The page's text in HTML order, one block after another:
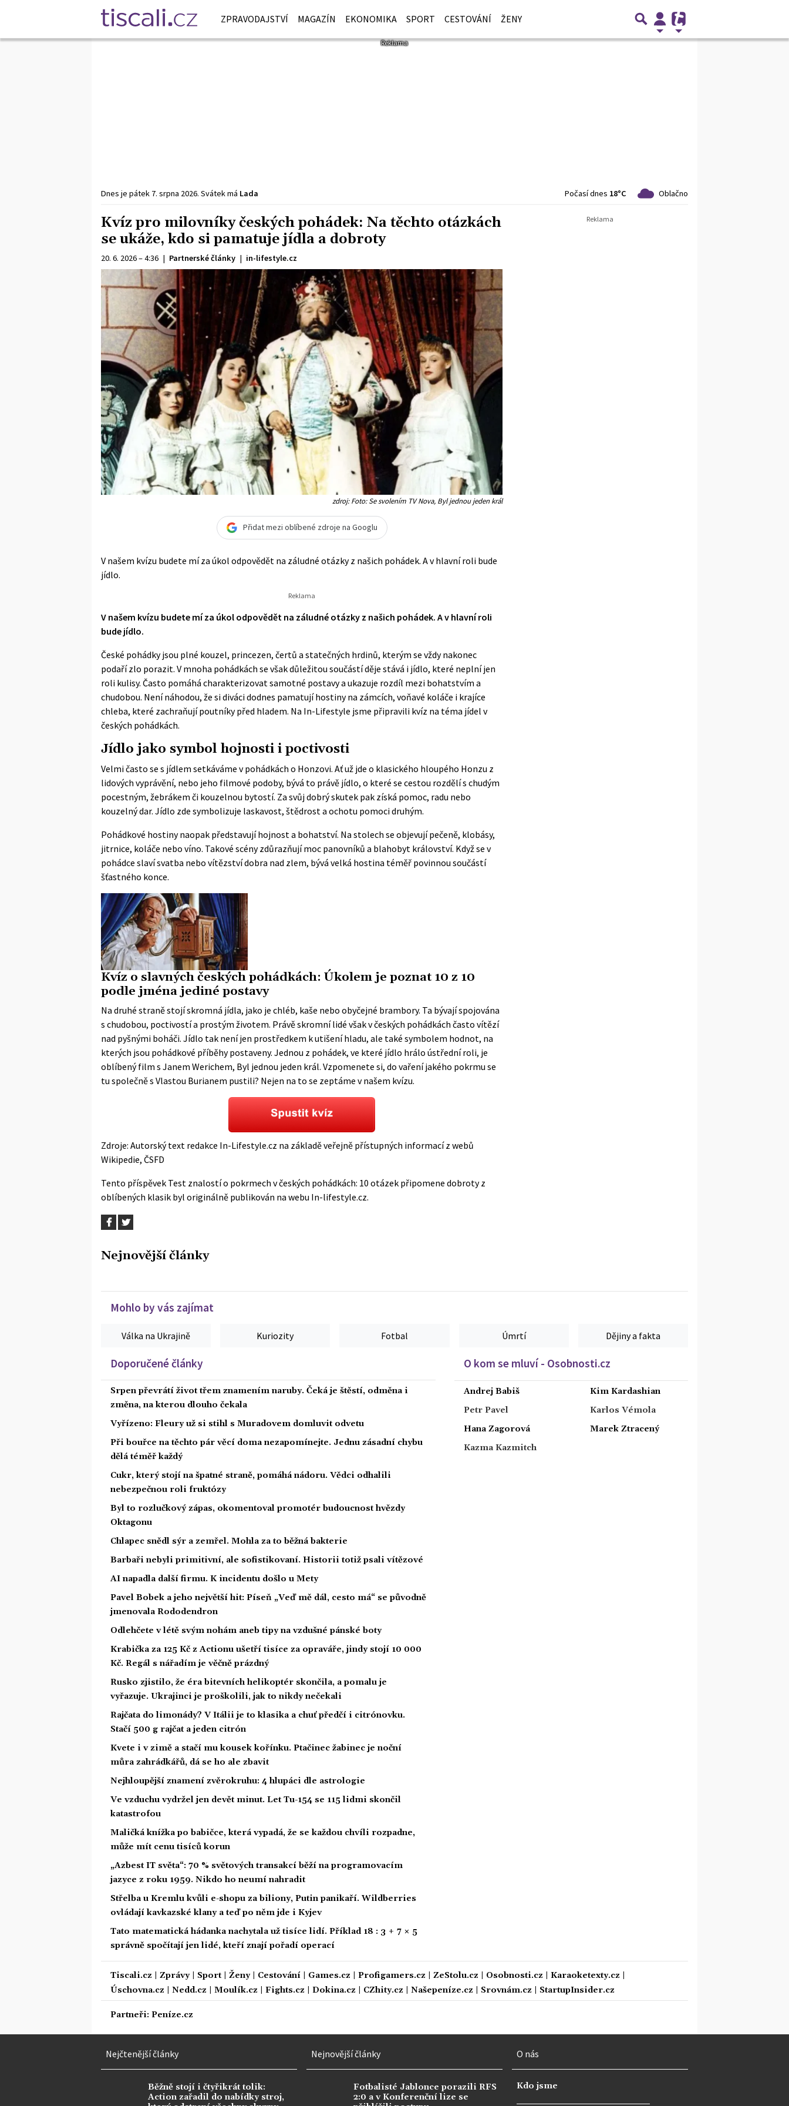
ZPRAVODAJSTVÍ MAGAZÍN EKONOMIKA SPORT CESTOVÁNÍ ŽENY
Dnes je pátek 7. srpna 2026. Svátek má Lada Počasí dnes 18°C Oblačno
Kvíz pro milovníky českých pohádek: Na těchto otázkách
se ukáže, kdo si pamatuje jídla a dobroty
20. 6. 2026 – 4:36 | Partnerské články | in-lifestyle.cz
zdroj: Foto: Se svolením TV Nova, Byl jednou jeden král
Přidat mezi oblíbené zdroje na Googlu
V našem kvízu budete mí za úkol odpovědět na záludné otázky z našich pohádek. A v hlavní roli bude
jídlo.
V našem kvízu budete mí za úkol odpovědět na záludné otázky z našich pohádek. A v hlavní roli
bude jídlo.
České pohádky jsou plné kouzel, princezen, čertů a statečných hrdinů, kterým se vždy nakonec
podaří zlo porazit. V mnoha pohádkách se však důležitou součástí děje stává i jídlo, které neplní jen
roli kulisy. Často pomáhá charakterizovat samotné postavy a ukazuje rozdíl mezi bohatstvím a
chudobou. Není náhodou, že si diváci dodnes pamatují hostiny na zámcích, voňavé koláče i krajíce
chleba, které zachraňují poutníky před hladem. Na In-Lifestyle jsme připravili kvíz na téma jídel v
českých pohádkách.
Jídlo jako symbol hojnosti i poctivosti
Velmi často se s jídlem setkáváme v pohádkách o Honzovi. Ať už jde o klasického hloupého Honzu z
lidových vyprávění, nebo jeho filmové podoby, bývá to právě jídlo, o které se cestou rozdělí s chudým
pocestným, žebrákem či kouzelnou bytostí. Za svůj dobrý skutek pak získá pomoc, radu nebo
kouzelný dar. Jídlo zde symbolizuje laskavost, štědrost a ochotu pomoci druhým.
Pohádkové hostiny naopak představují hojnost a bohatství. Na stolech se objevují pečeně, klobásy,
jitrnice, koláče nebo víno. Takové scény zdůrazňují moc panovníků a blahobyt království. Když se v
pohádce slaví svatba nebo vítězství dobra nad zlem, bývá velká hostina téměř povinnou součástí
šťastného konce.
Kvíz o slavných českých pohádkách: Úkolem je poznat 10 z 10
podle jména jediné postavy
Na druhé straně stojí skromná jídla, jako je chléb, kaše nebo obyčejné brambory. Ta bývají spojována
s chudobou, poctivostí a prostým životem. Právě skromní lidé však v českých pohádkách často vítězí
nad pyšnými boháči. Jídlo tak není jen prostředkem k utišení hladu, ale také symbolem hodnot, na
kterých jsou pohádkové příběhy postaveny. Jednou z pohádek, ve které jídlo hrálo ústřední roli, je
oblíbený film s Janem Werichem, Byl jednou jeden král. Vzpomenete si, do vaření jakého pokrmu se
tu společně s Vlastou Burianem pustili? Nejen na to se zeptáme v našem kvízu.
Zdroje: Autorský text redakce In-Lifestyle.cz na základě veřejně přístupných informací z webů
Wikipedie, ČSFD
Tento příspěvek Test znalostí o pokrmech v českých pohádkách: 10 otázek připomene dobroty z
oblíbených klasik byl originálně publikován na webu In-lifestyle.cz.
Nejnovější články
Mohlo by vás zajímat
Válka na Ukrajině Kuriozity Fotbal Úmrtí Dějiny a fakta
Doporučené články
Srpen převrátí život třem znamením naruby. Čeká je štěstí, odměna i
změna, na kterou dlouho čekala
Vyřízeno: Fleury už si stihl s Muradovem domluvit odvetu
Při bouřce na těchto pár věcí doma nezapomínejte. Jednu zásadní chybu
dělá téměř každý
Cukr, který stojí na špatné straně, pomáhá nádoru. Vědci odhalili
nebezpečnou roli fruktózy
Byl to rozlučkový zápas, okomentoval promotér budoucnost hvězdy
Oktagonu
Chlapec snědl sýr a zemřel. Mohla za to běžná bakterie
Barbaři nebyli primitivní, ale sofistikovaní. Historii totiž psali vítězové
AI napadla další firmu. K incidentu došlo u Mety
Pavel Bobek a jeho největší hit: Píseň „Veď mě dál, cesto má“ se původně
jmenovala Rododendron
Odlehčete v létě svým nohám aneb tipy na vzdušné pánské boty
Krabička za 125 Kč z Actionu ušetří tisíce za opraváře, jindy stojí 10 000
Kč. Regál s nářadím je věčně prázdný
Rusko zjistilo, že éra bitevních helikoptér skončila, a pomalu je
vyřazuje. Ukrajinci je proškolili, jak to nikdy nečekali
Rajčata do limonády? V Itálii je to klasika a chuť předčí i citrónovku.
Stačí 500 g rajčat a jeden citrón
Kvete i v zimě a stačí mu kousek kořínku. Ptačinec žabinec je noční
můra zahrádkářů, dá se ho ale zbavit
Nejhloupější znamení zvěrokruhu: 4 hlupáci dle astrologie
Ve vzduchu vydržel jen devět minut. Let Tu-154 se 115 lidmi skončil
katastrofou
Maličká knížka po babičce, která vypadá, že se každou chvíli rozpadne,
může mít cenu tisíců korun
„Azbest IT světa“: 70 % světových transakcí běží na programovacím
jazyce z roku 1959. Nikdo ho neumí nahradit
Střelba u Kremlu kvůli e-shopu za biliony, Putin panikaří. Wildberries
ovládají kavkazské klany a teď po něm jde i Kyjev
Tato matematická hádanka nachytala už tisíce lidí. Příklad 18 : 3 + 7 × 5
správně spočítají jen lidé, kteří znají pořadí operací
O kom se mluví - Osobnosti.cz
Andrej Babiš
Petr Pavel
Hana Zagorová
Kazma Kazmitch
Kim Kardashian
Karlos Vémola
Marek Ztracený
Tiscali.cz Zprávy| Sport| Ženy| Cestování Games.cz Profigamers.cz ZeStolu.cz Osobnosti.cz Karaoketexty.cz
Úschovna.cz
Nedd.cz Moulík.cz Fights.cz Dokina.cz CZhity.cz Našepeníze.cz Srovnám.cz StartupInsider.cz
Partneři: Peníze.cz
Nejčtenější články
Běžně stojí i čtyřikrát tolik:
Action zařadil do nabídky stroj,
Nejnovější články
Fotbalisté Jablonce porazili RFS
2:0 a v Konferenční lize se
O nás
Kdo jsme